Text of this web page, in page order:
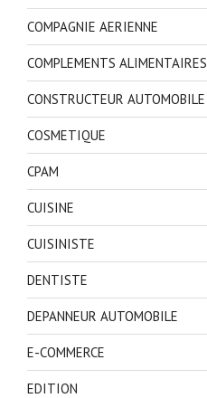
COMPAGNIE AERIENNE
COMPLEMENTS ALIMENTAIRES
CONSTRUCTEUR AUTOMOBILE
COSMETIQUE
CPAM
CUISINE
CUISINISTE
DENTISTE
DEPANNEUR AUTOMOBILE
E-COMMERCE
EDITION